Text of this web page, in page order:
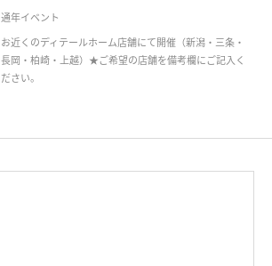
通年イベント
お近くのディテールホーム店舗にて開催（新潟・三条・
長岡・柏崎・上越）★ご希望の店舗を備考欄にご記入く
ださい。